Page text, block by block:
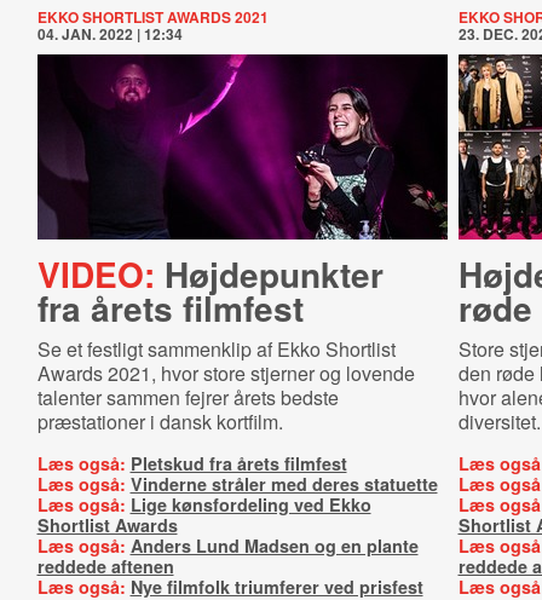
EKKO SHORTLIST AWARDS 2021
04. JAN. 2022 | 12:34
VIDEO: Højdepunkter
fra årets filmfest
Se et festligt sammenklip af Ekko Shortlist
Awards 2021, hvor store stjerner og lovende
talenter sammen fejrer årets bedste
præstationer i dansk kortfilm.
Læs også: Pletskud fra årets filmfest
Læs også: Vinderne stråler med deres statuette
Læs også: Lige kønsfordeling ved Ekko
Shortlist Awards
Læs også: Anders Lund Madsen og en plante
reddede aftenen
Læs også: Nye filmfolk triumferer ved prisfest
EKKO
23. DEC.
Store
den røde
hvor
diversitet.
Læs
Læs
Læs
Shortlist
Læs
reddede
Læs